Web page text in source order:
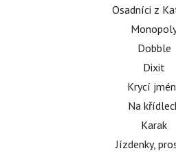
Osadníci z
Dobble
Dixit
Krycí
Na
Karak
Jízdenky,